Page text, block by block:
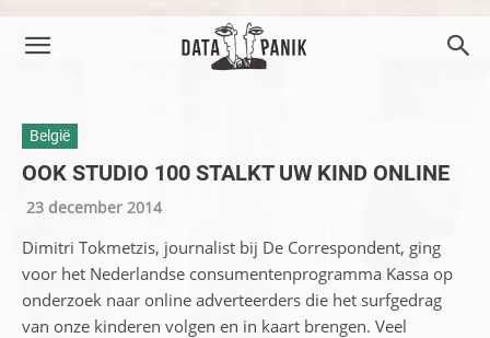
België
OOK STUDIO 100 STALKT UW KIND ONLINE
23 december 2014
Dimitri Tokmetzis, journalist bij De Correspondent, ging
voor het Nederlandse consumentenprogramma Kassa op
onderzoek naar online adverteerders die het surfgedrag
van onze kinderen volgen en in kaart brengen. Veel